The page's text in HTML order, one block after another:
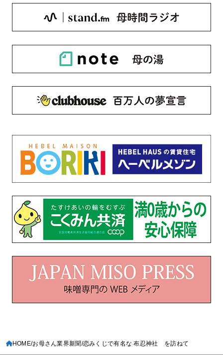
HOME お母さん業界新聞 恋みくじで有名な 布忍神社 を訪ねて